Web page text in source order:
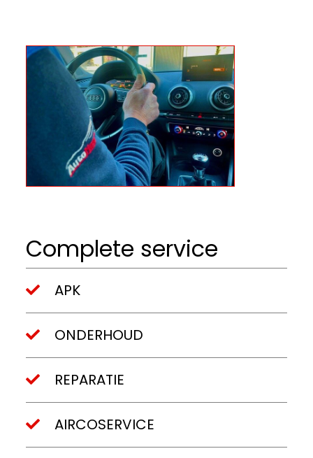
Complete service
APK
ONDERHOUD
REPARATIE
AIRCOSERVICE